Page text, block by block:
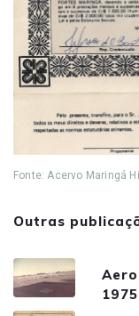
Fonte: Acervo Maringá
Outras
1975